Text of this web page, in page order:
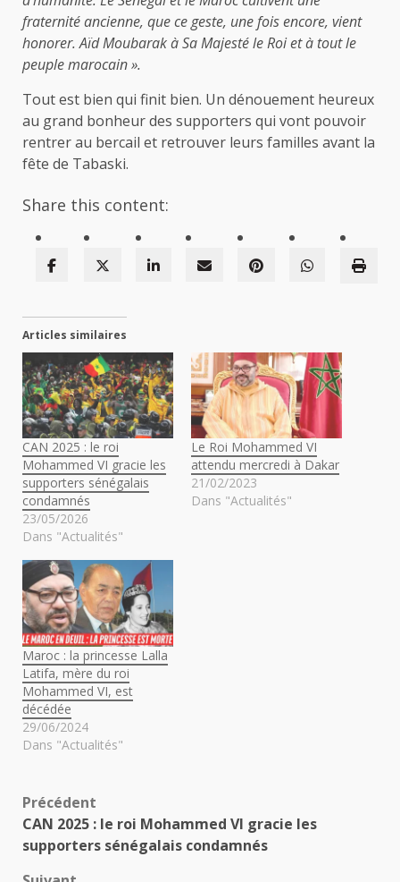
fraternité ancienne, que ce geste, une fois encore, vient
honorer. Aïd Moubarak à Sa Majesté le Roi et à tout le
peuple marocain ».
Tout est bien qui finit bien. Un dénouement heureux
au grand bonheur des supporters qui vont pouvoir
rentrer au bercail et retrouver leurs familles avant la
fête de Tabaski.
Share this content:
Articles similaires
CAN 2025 : le roi
Mohammed VI gracie les
supporters sénégalais
condamnés
23/05/2026
Dans "Actualités"
Le Roi Mohammed VI
attendu mercredi à Dakar
21/02/2023
Dans "Actualités"
Maroc : la princesse Lalla
Latifa, mère du roi
Mohammed VI, est
décédée
29/06/2024
Dans "Actualités"
Navigation
d’article
Précédent
CAN 2025 : le roi Mohammed VI gracie les
supporters sénégalais condamnés